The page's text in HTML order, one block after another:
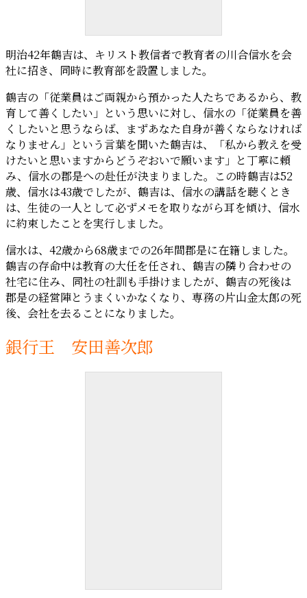
明治42年鶴吉は、キリスト教信者で教育者の川合信水を会
社に招き、同時に教育部を設置しました。
鶴吉の「従業員はご両親から預かった人たちであるから、教
育して善くしたい」という思いに対し、信水の「従業員を善
くしたいと思うならば、まずあなた自身が善くならなければ
なりません」という言葉を聞いた鶴吉は、「私から教えを受
けたいと思いますからどうぞおいで願います」と丁寧に頼
み、信水の郡是への赴任が決まりました。この時鶴吉は52
歳、信水は43歳でしたが、鶴吉は、信水の講話を聴くとき
は、生徒の一人として必ずメモを取りながら耳を傾け、信水
に約束したことを実行しました。
信水は、42歳から68歳までの26年間郡是に在籍しました。
鶴吉の存命中は教育の大任を任され、鶴吉の隣り合わせの
社宅に住み、同社の社訓も手掛けましたが、鶴吉の死後は
郡是の経営陣とうまくいかなくなり、専務の片山金太郎の死
後、会社を去ることになりました。
銀行王 安田善次郎